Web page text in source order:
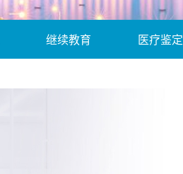
继续教育 医疗鉴定